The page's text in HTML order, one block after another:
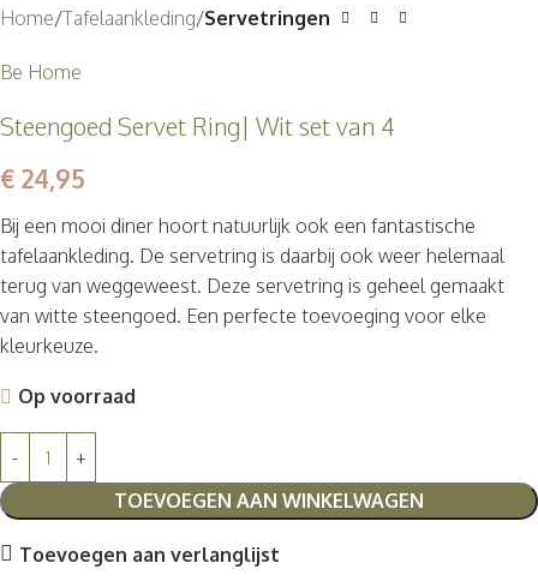
Home Tafelaankleding Servetringen
Be Home
Steengoed Servet Ring| Wit set van 4
€ 24,95
Bij een mooi diner hoort natuurlijk ook een fantastische
tafelaankleding. De servetring is daarbij ook weer helemaal
terug van weggeweest. Deze servetring is geheel gemaakt
van witte steengoed. Een perfecte toevoeging voor elke
kleurkeuze.
Op voorraad
TOEVOEGEN AAN WINKELWAGEN
Toevoegen aan verlanglijst